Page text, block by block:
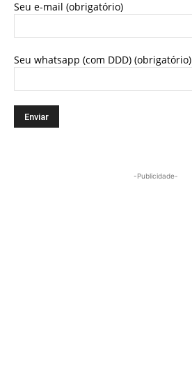
Seu e-mail (obrigatório)
Seu whatsapp (com DDD) (obrigatório)
-Publicidade-